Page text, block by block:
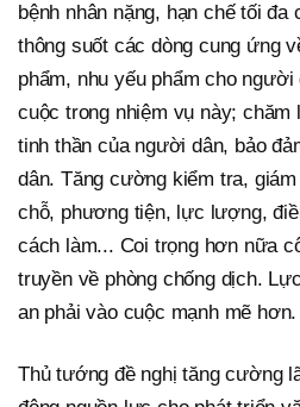
bệnh nhân nặng, hạn chế tối
thông suốt các dòng cung ứng
phẩm, nhu yếu phẩm cho người
cuộc trong nhiệm vụ này;
tinh thần của người dân, bảo
dân. Tăng cường kiểm tra,
chỗ, phương tiện, lực lượng,
cách làm... Coi trọng hơn nữa
truyền về phòng chống dịch.
an phải vào cuộc mạnh mẽ hơn.
Thủ tướng đề nghị tăng cường